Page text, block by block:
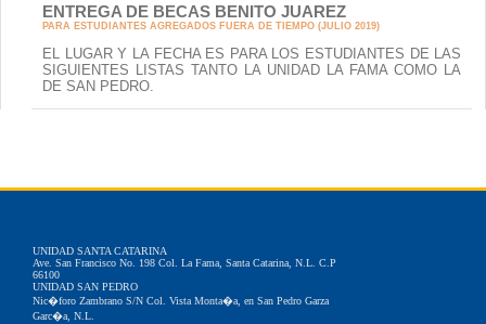
ENTREGA DE BECAS BENITO JUAREZ
PARA ESTUDIANTES AGREGADOS FUERA DE TIEMPO (JULIO 2019)
EL LUGAR Y LA FECHA ES PARA LOS ESTUDIANTES DE LAS
SIGUIENTES LISTAS TANTO LA UNIDAD LA FAMA COMO LA
DE SAN PEDRO.
UNIDAD SANTA CATARINA
Ave. San Francisco No. 198 Col. La Fama, Santa Catarina, N.L. C.P
66100
UNIDAD SAN PEDRO
Nic�foro Zambrano S/N Col. Vista Monta�a, en San Pedro Garza
Garc�a, N.L.